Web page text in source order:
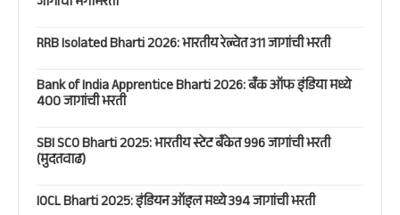
RRB Isolated Bharti 2026: भारतीय रेल्वेत 311 जागांची भरती
Bank of India Apprentice Bharti 2026: बँक ऑफ इंडिया मध्ये
400 जागांची भरती
SBI SCO Bharti 2025: भारतीय स्टेट बँकेत 996 जागांची भरती
(मुदतवाढ)
IOCL Bharti 2025: इंडियन ऑइल मध्ये 394 जागांची भरती